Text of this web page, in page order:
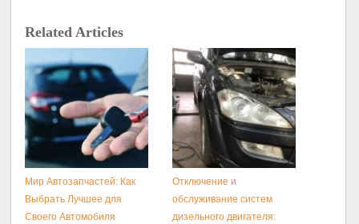
Related Articles
Мир Автозапчастей: Как
Выбрать Лучшее для
Своего Автомобиля
Отключение и
обслуживание систем
дизельного двигателя: